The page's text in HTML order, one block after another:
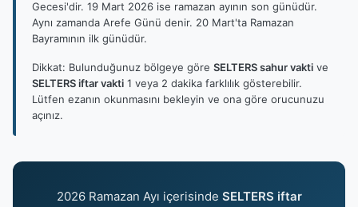
Gecesi'dir. 19 Mart 2026 ise ramazan ayının son günüdür.
Aynı zamanda Arefe Günü denir. 20 Mart'ta Ramazan
Bayramının ilk günüdür.
Dikkat: Bulunduğunuz bölgeye göre SELTERS sahur vakti ve
SELTERS iftar vakti 1 veya 2 dakika farklılık gösterebilir.
Lütfen ezanın okunmasını bekleyin ve ona göre orucunuzu
açınız.
2026 Ramazan Ayı içerisinde SELTERS iftar